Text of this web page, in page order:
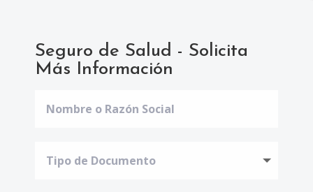
Seguro de Salud - Solicita
Más Información